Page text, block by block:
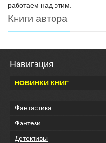
работаем над этим.
Книги автора
Навигация
НОВИНКИ КНИГ
Фантастика
Фэнтези
Детективы